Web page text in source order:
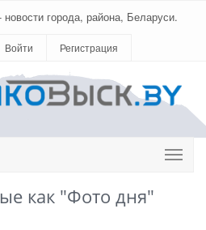
города, района, Беларуси.
Войти Регистрация
как "Фото дня"